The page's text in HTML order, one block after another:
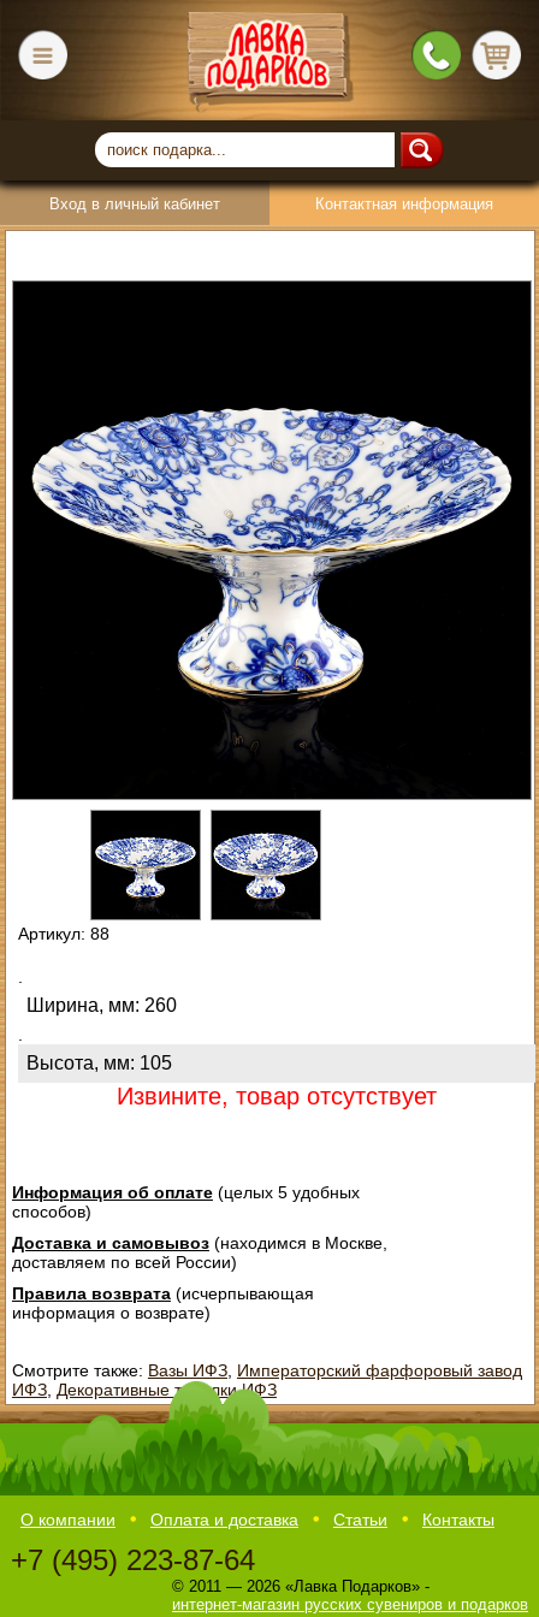
Вход в личный кабинет Контактная информация
Артикул: 88
Ширина, мм: 260
Высота, мм: 105
Извините, товар отсутствует
Информация об оплате(целых 5 удобных
способов)
Доставка и самовывоз(находимся в Москве,
доставляем по всей России)
Правила возврата(исчерпывающая
информация о возврате)
Смотрите также: Вазы ИФЗ, Императорский фарфоровый завод
ИФЗ, Декоративные тарелки ИФЗ
О компании Оплата и доставка Статьи Контакты
+7 (495) 223-87-64
© 2011 — 2026 «Лавка Подарков» -
интернет-магазин русских сувениров и подарков